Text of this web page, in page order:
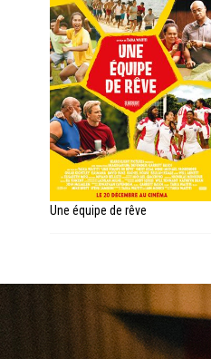
Une équipe de rêve